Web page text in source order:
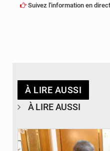
Suivez l'information en
À LIRE AUSSI
À LIRE AUSSI